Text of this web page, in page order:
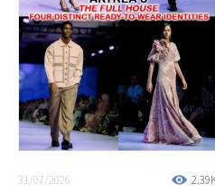
31/07/2026